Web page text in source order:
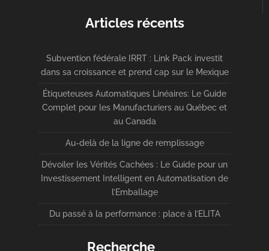
Articles récents
Subvention fédérale IRRT : Link Pack investit
dans sa croissance et prend cap sur le Mexique
Étiqueteuses Automatiques Linéaires: Le Guide
Complet pour les Manufacturiers au Québec et
au Canada
Au-delà de la ligne de remplissage
Dévoiler les Vérités Cachées : Le Guide pour un
Investissement Intelligent en Automatisation de
l’Emballage
Du passé à la performance : place à l’ELITA
Recherche